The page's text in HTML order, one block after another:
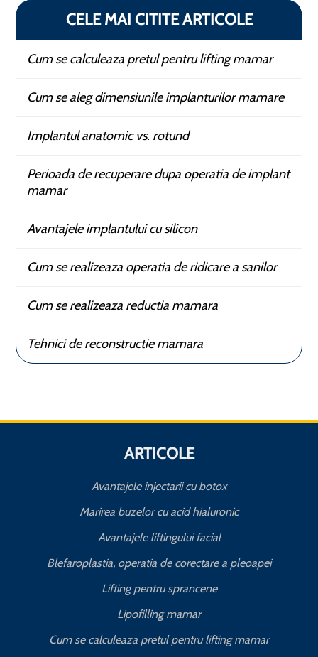
CELE MAI CITITE ARTICOLE
Cum se calculeaza pretul pentru lifting mamar
Cum se aleg dimensiunile implanturilor mamare
Implantul anatomic vs. rotund
Perioada de recuperare dupa operatia de implant
mamar
Avantajele implantului cu silicon
Cum se realizeaza operatia de ridicare a sanilor
Cum se realizeaza reductia mamara
Tehnici de reconstructie mamara
ARTICOLE
Avantajele injectarii cu botox
Marirea buzelor cu acid hialuronic
Avantajele liftingului facial
Blefaroplastia, operatia de corectare a pleoapei
Lifting pentru sprancene
Lipofilling mamar
Cum se calculeaza pretul pentru lifting mamar